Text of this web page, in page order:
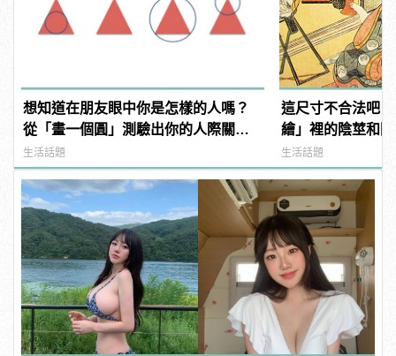
想知道在朋友眼中你是怎樣的人嗎？
從「畫一個圓」測驗出你的人際關
係！
生活話題
這尺寸不合法吧
繪」裡的陰莖和
生活話題